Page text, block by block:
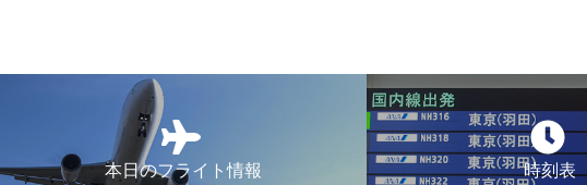
本日のフライト情報 時刻表